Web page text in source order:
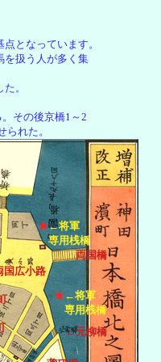
となっています。
を扱う人が多く集
。
その後京橋1～2
れた。
★←将軍
専用桟橋
両国橋
国広小路
★←将軍
専用桟橋
←元柳橋